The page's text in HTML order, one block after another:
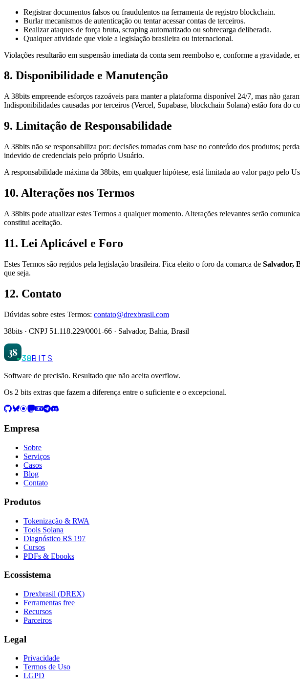
Registrar documentos falsos ou fraudulentos na ferramenta de registro blockchain.
Burlar mecanismos de autenticação ou tentar acessar contas de terceiros.
Realizar ataques de força bruta, scraping automatizado ou sobrecarga deliberada.
Qualquer atividade que viole a legislação brasileira ou internacional.
Violações resultarão em suspensão imediata da conta sem reembolso e, conforme a gravidade,
8. Disponibilidade e Manutenção
A 38bits empreende esforços razoáveis para manter a plataforma disponível 24/7, mas não
Indisponibilidades causadas por terceiros (Vercel, Supabase, blockchain Solana) estão fora do
9. Limitação de Responsabilidade
A 38bits não se responsabiliza por: decisões tomadas com base no conteúdo dos produtos;
indevido de credenciais pelo próprio Usuário.
A responsabilidade máxima da 38bits, em qualquer hipótese, está limitada ao valor pago pelo
10. Alterações nos Termos
A 38bits pode atualizar estes Termos a qualquer momento. Alterações relevantes serão
constitui aceitação.
11. Lei Aplicável e Foro
Estes Termos são regidos pela legislação brasileira. Fica eleito o foro da comarca de Salvador,
que seja.
12. Contato
Dúvidas sobre estes Termos: contato@drexbrasil.com
38bits · CNPJ 51.118.229/0001-66 · Salvador, Bahia, Brasil
38
38BITS
Software de precisão. Resultado que não aceita overflow.
Os 2 bits extras que fazem a diferença entre o suficiente e o excepcional.
Empresa
Sobre
Serviços
Casos
Blog
Contato
Produtos
Tokenização & RWA
Tools Solana
Diagnóstico R$ 197
Cursos
PDFs & Ebooks
Ecossistema
Drexbrasil (DREX)
Ferramentas free
Recursos
Parceiros
Legal
Privacidade
Termos de Uso
LGPD